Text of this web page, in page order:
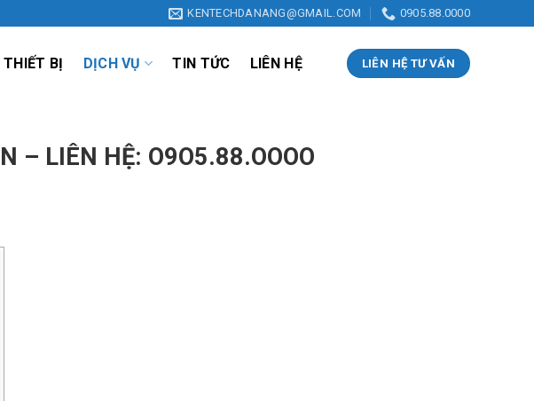
KENTECHDANANG@GMAIL.COM 0905.88.0000
THIẾT BỊ DỊCH VỤ TIN TỨC LIÊN HỆ LIÊN HỆ TƯ VẤN
– LIÊN HỆ: O9O5.88.OOOO